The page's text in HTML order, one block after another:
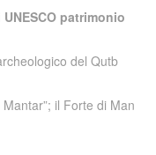
patrimonio
del Qutb
il Forte di Man